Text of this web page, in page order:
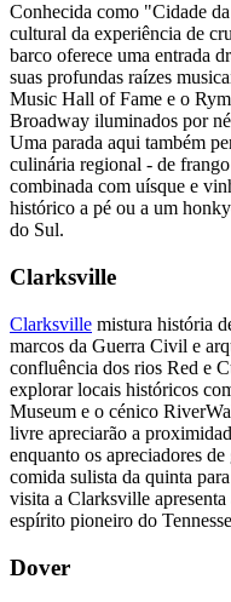
Conhecida como "Cidade
cultural da experiência de
barco oferece uma entrada
suas profundas raízes
Music Hall of Fame e o
Broadway iluminados por
Uma parada aqui também
culinária regional - de
combinada com uísque e
histórico a pé ou a um
do Sul.
Clarksville
Clarksville mistura história
marcos da Guerra Civil e
confluência dos rios Red e
explorar locais históricos
Museum e o cénico
livre apreciarão a
enquanto os apreciadores
comida sulista da quinta
visita a Clarksville
espírito pioneiro do
Dover